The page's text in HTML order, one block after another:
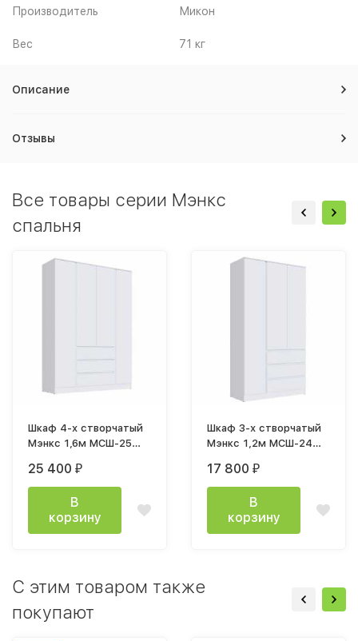
Производитель Микон
Вес 71 кг
Описание
Отзывы
Все товары серии Мэнкс
спальня
Шкаф 4-х створчатый
Мэнкс 1,6м МСШ-25
25 400 ₽
В
корзину
Шкаф 3-х створчатый
Мэнкс 1,2м МСШ-24
17 800 ₽
В
корзину
C этим товаром также
покупают